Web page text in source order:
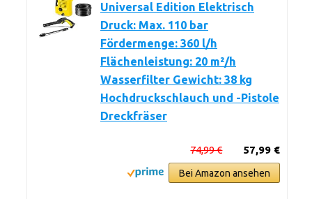
Universal Edition Elektrisch
Druck: Max. 110 bar
Fördermenge: 360 l/h
Flächenleistung: 20 m²/h
Wasserfilter Gewicht: 38 kg
Hochdruckschlauch und -Pistole
Dreckfräser
57,99 €
74,99 €
Bei Amazon ansehen